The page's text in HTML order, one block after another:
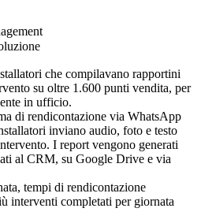
che compilavano rapportini
su oltre 1.600 punti vendita, per
in ufficio.
di rendicontazione via WhatsApp
inviano audio, foto e testo
I report vengono generati
al CRM, su Google Drive e via
tempi di rendicontazione
interventi completati per giornata